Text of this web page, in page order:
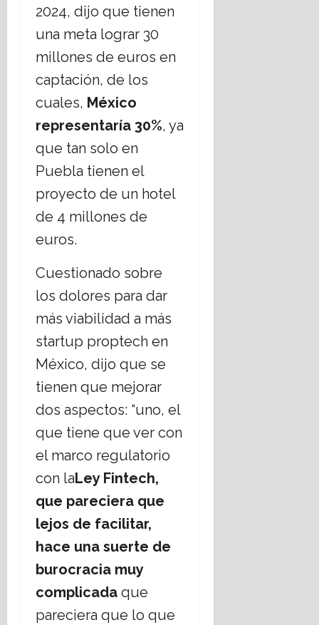
2024, dijo que tienen
una meta lograr 30
millones de euros en
captación, de los
cuales, México
representaría 30%, ya
que tan solo en
Puebla tienen el
proyecto de un hotel
de 4 millones de
euros.
Cuestionado sobre
los dolores para dar
más viabilidad a más
startup proptech en
México, dijo que se
tienen que mejorar
dos aspectos: “uno, el
que tiene que ver con
el marco regulatorio
con laLey Fintech,
que pareciera que
lejos de facilitar,
hace una suerte de
burocracia muy
complicada que
pareciera que lo que